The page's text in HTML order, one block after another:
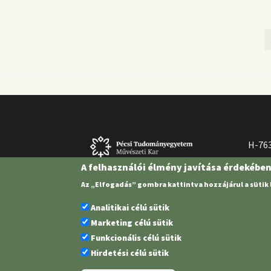
H-
A felhasználói élmény javítása
Az „Elfogadás” gombra kattintva hozzájárul a
Analitikai célú sütik
Marketing célú sütik
Funkcionális célú sütik
Hirdetési célú sütik